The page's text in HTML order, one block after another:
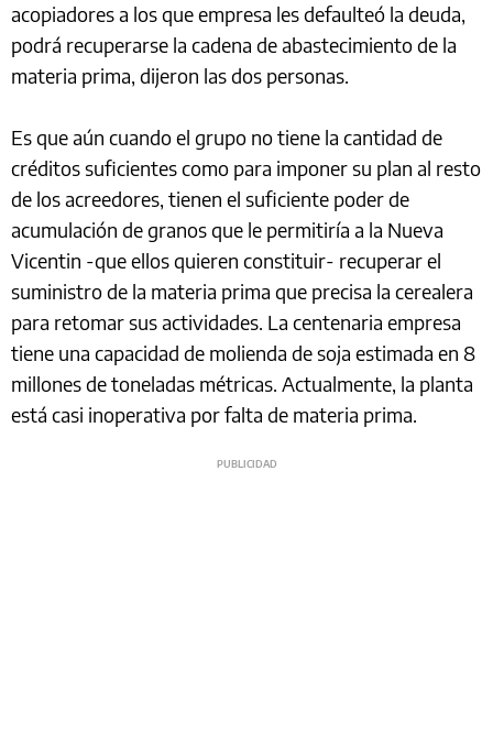
acopiadores a los que empresa les defaulteó la deuda,
podrá recuperarse la cadena de abastecimiento de la
materia prima, dijeron las dos personas.
Es que aún cuando el grupo no tiene la cantidad de
créditos suficientes como para imponer su plan al resto
de los acreedores, tienen el suficiente poder de
acumulación de granos que le permitiría a la Nueva
Vicentin -que ellos quieren constituir- recuperar el
suministro de la materia prima que precisa la cerealera
para retomar sus actividades. La centenaria empresa
tiene una capacidad de molienda de soja estimada en 8
millones de toneladas métricas. Actualmente, la planta
está casi inoperativa por falta de materia prima.